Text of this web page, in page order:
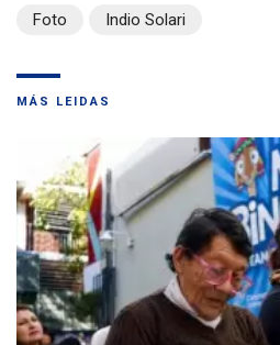
Foto Indio Solari
MÁS LEIDAS